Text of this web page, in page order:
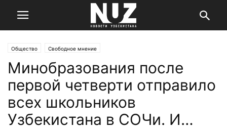
Общество Свободное мнение
Минобразования после
первой четверти отправило
всех школьников
Узбекистана в СОЧи. И…